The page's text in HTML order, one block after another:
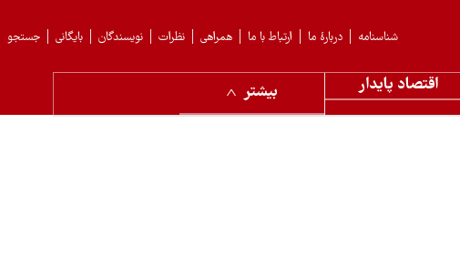
جستجو بایگانی نویسندگان نظرات همراهی ارتباط با ما دربارهٔ ما شناسنامه
اقتصاد پایدار بیشتر